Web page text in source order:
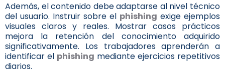
Además, el contenido debe adaptarse al nivel técnico
del usuario. Instruir sobre el phishing exige ejemplos
visuales claros y reales. Mostrar casos prácticos
mejora la retención del conocimiento adquirido
significativamente. Los trabajadores aprenderán a
identificar el phishing mediante ejercicios repetitivos
diarios.